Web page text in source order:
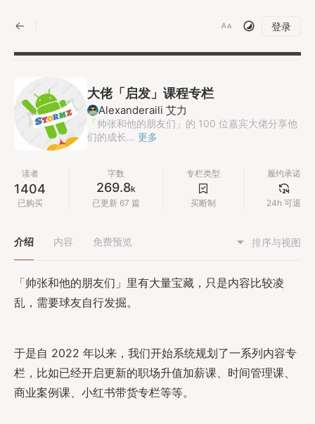
登录
大佬「启发」课程专栏
Alexanderaili 艾力
「帅张和他的朋友们」的 100 位嘉宾大佬分享他
们的成长... 更多
读者
1404
已购买
字数
269.8k
已更新 67 篇
专栏类型
买断制
履约承诺
24h 可退
介绍 内容 免费预览 排序与视图
「帅张和他的朋友们」里有大量宝藏，只是内容比较凌
乱，需要球友自行发掘。
于是自 2022 年以来，我们开始系统规划了一系列内容专
栏，比如已经开启更新的职场升值加薪课、时间管理课、
商业案例课、小红书带货专栏等等。